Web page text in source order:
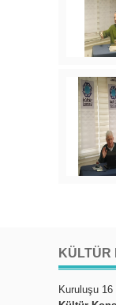
KÜLTÜR
Kuruluşu